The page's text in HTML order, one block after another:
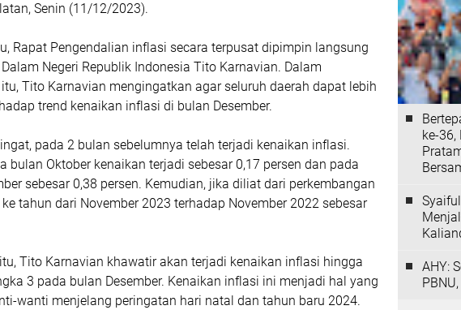
Senin (11/12/2023).
Rapat Pengendalian inflasi secara terpusat dipimpin langsung
Negeri Republik Indonesia Tito Karnavian. Dalam
Tito Karnavian mengingatkan agar seluruh daerah dapat lebih
trend kenaikan inflasi di bulan Desember.
pada 2 bulan sebelumnya telah terjadi kenaikan inflasi.
bulan Oktober kenaikan terjadi sebesar 0,17 persen dan pada
sebesar 0,38 persen. Kemudian, jika diliat dari perkembangan
tahun dari November 2023 terhadap November 2022 sebesar
Tito Karnavian khawatir akan terjadi kenaikan inflasi hingga
3 pada bulan Desember. Kenaikan inflasi ini menjadi hal yang
wanti menjelang peringatan hari natal dan tahun baru 2024.
ke-36,
AHY: